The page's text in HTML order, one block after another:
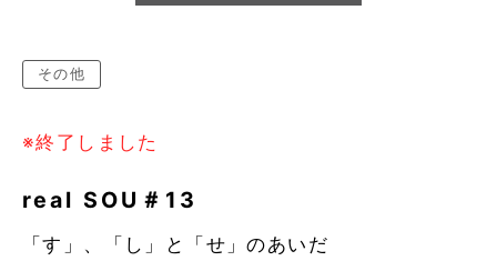
その他
※終了しました
real SOU＃13
「す」、「し」と「せ」のあいだ